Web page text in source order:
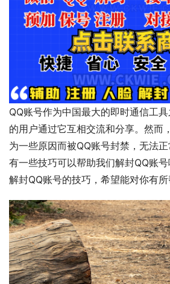
QQ账号作为中国最大的即时通信工
的用户通过它互相交流和分享。然而
为一些原因而被QQ账号封禁，无法
有一些技巧可以帮助我们解封QQ账
解封QQ账号的技巧，希望能对你有所